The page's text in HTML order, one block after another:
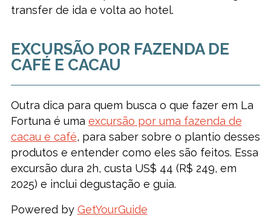
transfer de ida e volta ao hotel.
EXCURSÃO POR FAZENDA DE
CAFÉ E CACAU
Outra dica para quem busca o que fazer em La
Fortuna é uma excursão por uma fazenda de
cacau e café, para saber sobre o plantio desses
produtos e entender como eles são feitos. Essa
excursão dura 2h, custa US$ 44 (R$ 249, em
2025) e inclui degustação e guia.
Powered by GetYourGuide